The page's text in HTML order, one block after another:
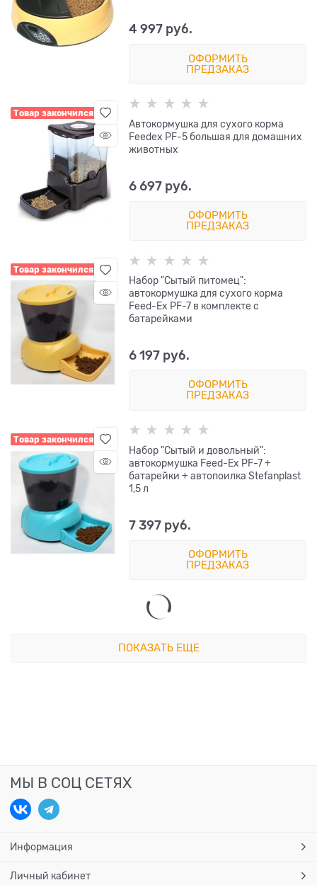
4 997 руб.
ОФОРМИТЬ
ПРЕДЗАКАЗ
Товар закончился
Автокормушка для сухого корма
Feedex PF-5 большая для домашних
животных
6 697 руб.
ОФОРМИТЬ
ПРЕДЗАКАЗ
Товар закончился
Набор "Сытый питомец":
автокормушка для сухого корма
Feed-Ex PF-7 в комплекте с
батарейками
6 197 руб.
ОФОРМИТЬ
ПРЕДЗАКАЗ
Товар закончился
Набор "Сытый и довольный":
автокормушка Feed-Ex PF-7 +
батарейки + автопоилка Stefanplast
1,5 л
7 397 руб.
ОФОРМИТЬ
ПРЕДЗАКАЗ
ПОКАЗАТЬ ЕЩЕ
МЫ В СОЦ СЕТЯХ
Информация
Личный кабинет